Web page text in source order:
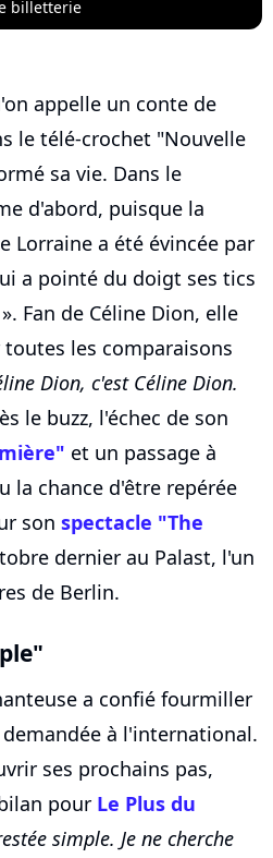
billetterie
appelle un conte de
le télé-crochet "Nouvelle
sa vie. Dans le
d'abord, puisque la
Lorraine a été évincée par
a pointé du doigt ses tics
». Fan de Céline Dion, elle
les comparaisons
Dion, c'est Céline Dion.
le buzz, l'échec de son
et un passage à
la chance d'être repérée
son spectacle "The
dernier au Palast, l'un
de Berlin.
a confié fourmiller
à l'international.
ses prochains pas,
pour Le Plus du
simple. Je ne cherche